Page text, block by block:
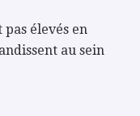
pas élevés en
au sein